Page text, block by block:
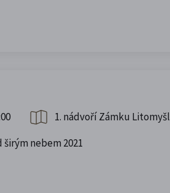
1. nádvoří Zámku Litomyšl
nebem 2021